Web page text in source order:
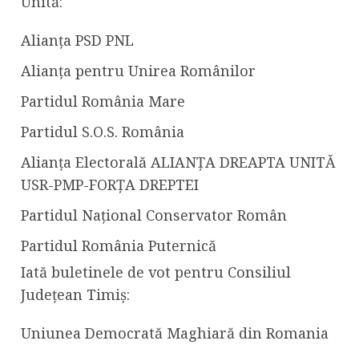
Alianța PSD PNL
Alianța pentru Unirea Românilor
Partidul România Mare
Partidul S.O.S. România
Alianța Electorală ALIANȚA DREAPTA UNITĂ
USR-PMP-FORȚA DREPTEI
Partidul Național Conservator Român
Partidul România Puternică
Iată buletinele de vot pentru Consiliul
Județean Timiș:
Uniunea Democrată Maghiară din Romania